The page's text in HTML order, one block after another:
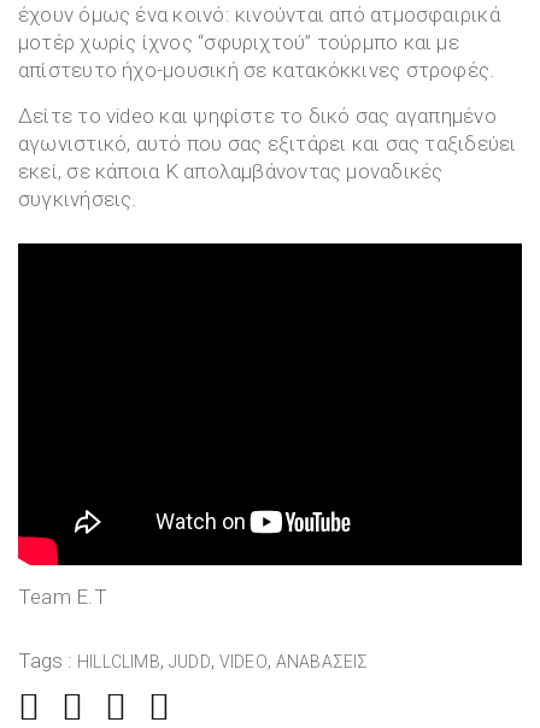
έχουν όμως ένα κοινό: κινούνται από ατμοσφαιρικά
μοτέρ χωρίς ίχνος “σφυριχτού” τούρμπο και με
απίστευτο ήχο-μουσική σε κατακόκκινες στροφές.
Δείτε το video και ψηφίστε το δικό σας αγαπημένο
αγωνιστικό, αυτό που σας εξιτάρει και σας ταξιδεύει
εκεί, σε κάποια Κ απολαμβάνοντας μοναδικές
συγκινήσεις.
Team E.T
Tags : HILLCLIMB, JUDD, VIDEO, ΑΝΑΒΆΣΕΙΣ